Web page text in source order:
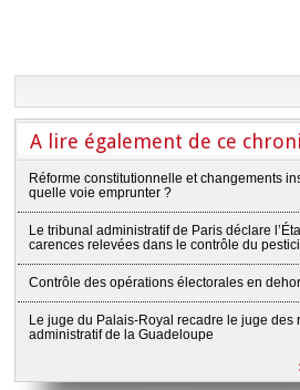
A lire également de ce
Réforme constitutionnelle et changements
quelle voie emprunter ?
Le tribunal administratif de Paris déclare
carences relevées dans le contrôle du
Contrôle des opérations électorales en
Le juge du Palais-Royal recadre le juge des
administratif de la Guadeloupe